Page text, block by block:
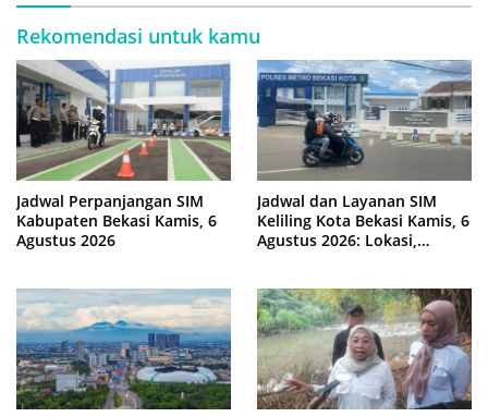
Rekomendasi untuk kamu
Jadwal Perpanjangan SIM
Kabupaten Bekasi Kamis, 6
Agustus 2026
Jadwal dan Layanan SIM
Keliling Kota Bekasi Kamis, 6
Agustus 2026: Lokasi,